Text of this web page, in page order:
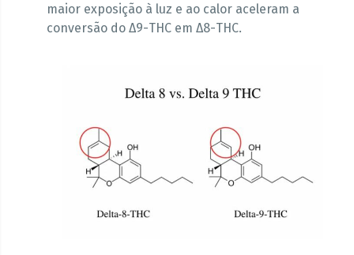
maior exposição à luz e ao calor aceleram a
conversão do Δ9-THC em Δ8-THC.